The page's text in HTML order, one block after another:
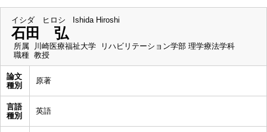
イシダ ヒロシ Ishida Hiroshi
石田 弘
所属
川崎医療福祉大学 リハビリテーション学部 理学療法学科
職種 教授
論文
種別
原著
言語
種別
英語